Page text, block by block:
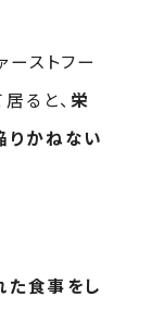
ストフー
ると、 栄
りかねない
食事をし